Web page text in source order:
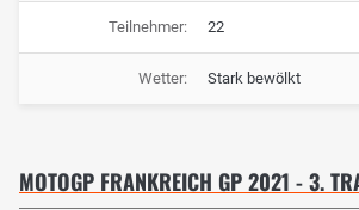
Teilnehmer: 22
Wetter: Stark bewölkt
MOTOGP FRANKREICH GP 2021 - 3.